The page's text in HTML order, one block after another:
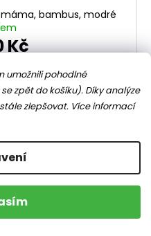
umožnili pohodlné
zpět do košíku). Díky analýze
zlepšovat. Více informací
bambus, modré
Kč